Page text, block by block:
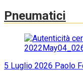
Pneumatici
5 Luglio 2026 Paolo